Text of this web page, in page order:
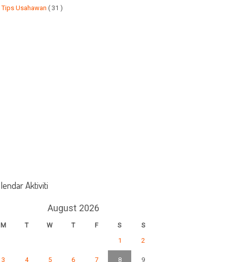
Tips Usahawan ( 31 )
Aktiviti
August 2026
M T W T F S
S
1
2
3 4 5 6 7 8 9